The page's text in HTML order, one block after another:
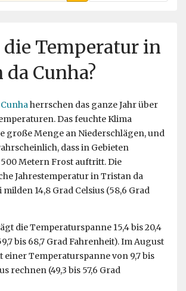
Temperatur in
Cunha?
herrschen das ganze Jahr über
Das feuchte Klima
große Menge an Niederschlägen, und
dass in Gebieten
Metern Frost auftritt. Die
Jahrestemperatur in Tristan da
14,8 Grad Celsius (58,6 Grad
die Temperaturspanne 15,4 bis 20,4
bis 68,7 Grad Fahrenheit). Im August
einer Temperaturspanne von 9,7 bis
rechnen (49,3 bis 57,6 Grad